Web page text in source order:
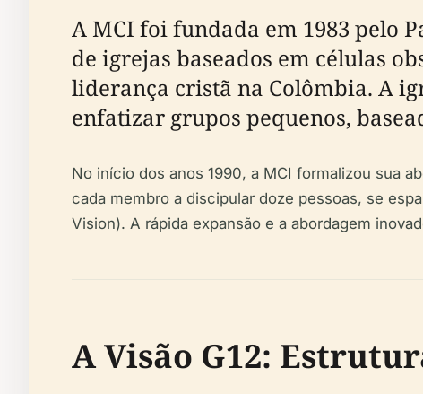
A MCI foi fundada em 1983 pelo
de igrejas baseados em células
liderança cristã na Colômbia. A
enfatizar grupos pequenos,
No início dos anos 1990, a MCI formalizou sua
cada membro a discipular doze pessoas, se
Vision). A rápida expansão e a abordagem
A Visão G12: